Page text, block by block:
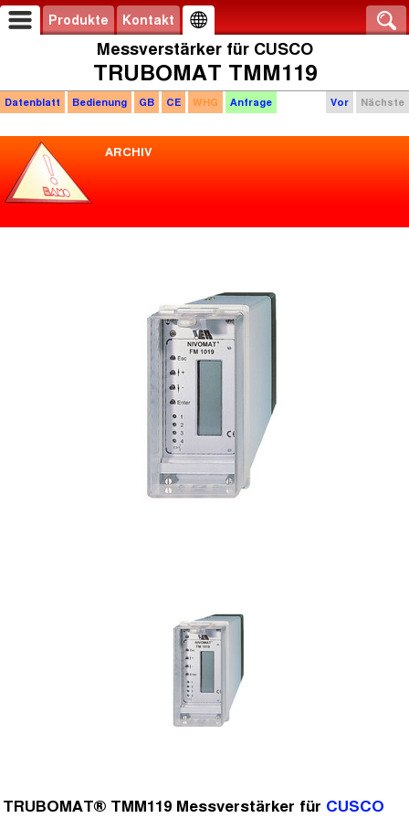
Produkte Kontakt
Messverstärker für CUSCO
TRUBOMAT TMM119
Vor Nächste
Datenblatt Bedienung GB CE WHG Anfrage
ARCHIV
TRUBOMAT® TMM119 Messverstärker für CUSCO